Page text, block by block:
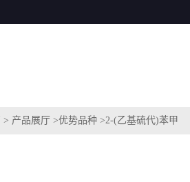
> 产品展厅 >优势品种 >2-(乙基硫代)苯甲